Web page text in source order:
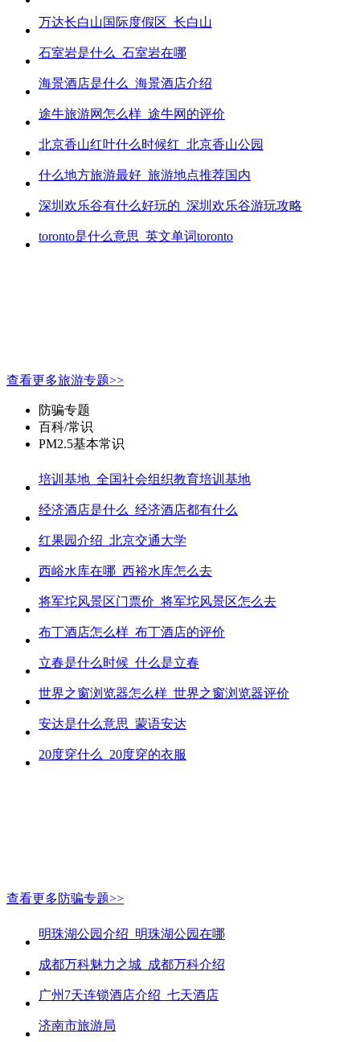
万达长白山国际度假区_长白山
石室岩是什么_石室岩在哪
海景酒店是什么_海景酒店介绍
途牛旅游网怎么样_途牛网的评价
北京香山红叶什么时候红_北京香山公园
什么地方旅游最好_旅游地点推荐国内
深圳欢乐谷有什么好玩的_深圳欢乐谷游玩攻略
toronto是什么意思_英文单词toronto
查看更多旅游专题>>
防骗专题
百科/常识
PM2.5基本常识
培训基地_全国社会组织教育培训基地
经济酒店是什么_经济酒店都有什么
红果园介绍_北京交通大学
西峪水库在哪_西裕水库怎么去
将军坨风景区门票价_将军坨风景区怎么去
布丁酒店怎么样_布丁酒店的评价
立春是什么时候_什么是立春
世界之窗浏览器怎么样_世界之窗浏览器评价
安达是什么意思_蒙语安达
20度穿什么_20度穿的衣服
查看更多防骗专题>>
明珠湖公园介绍_明珠湖公园在哪
成都万科魅力之城_成都万科介绍
广州7天连锁酒店介绍_七天酒店
济南市旅游局